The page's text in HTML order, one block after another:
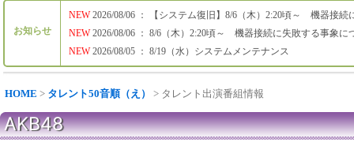
お知らせ
NEW
NEW
NEW
2026/08/06 ： 【システム復旧】8/6（木）2:20頃～ 機器接続
2026/08/06 ： 8/6（木）2:20頃～ 機器接続に失敗する事象に
2026/08/05 ： 8/19（水）システムメンテナンス
HOME > タレント50音順（え） > タレント出演番組情報
AKB48